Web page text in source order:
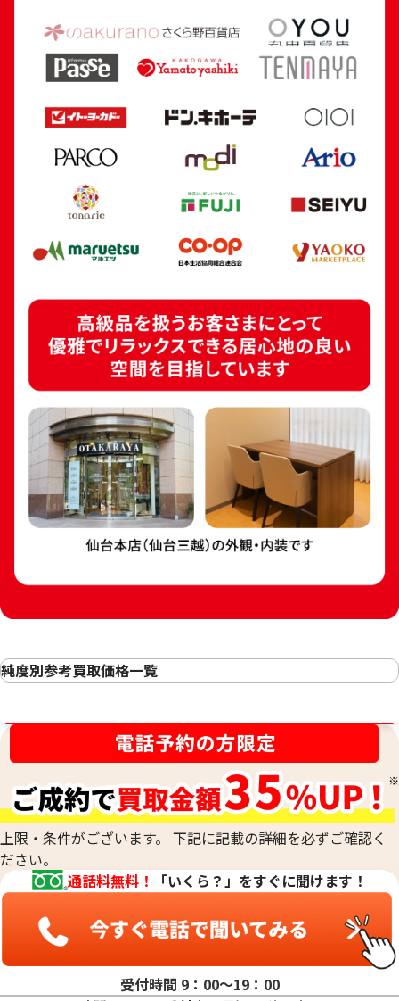
24金 (K24) カレンダー 新星工業 寅
参考買取価格
18金 (K18) 喜平リ
5.0g
参考買取価格
112,300
24金 (K24) カレンダー 新星工業 子
3.5g
104,100円
3g
89,200円
純度別参考買取価格一覧
22金（K22）の買取
21.6金(K21.6)の買取
20金（K20）の買取
18金(K18)の買取
14金（K14）の買取
12金（K12）の買取
10金（K10）の買取
9金（K9）の買取
上限・条件がございます。 下記に記載の詳細を必ずご確認く
ださい。
通話料無料！
「いくら？」をすぐに聞けます！
受付時間 9：00〜19：00